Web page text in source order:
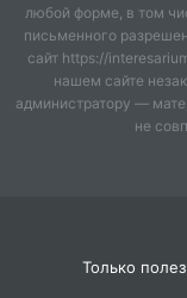
любой форме, в том
письменного
сайт https://
нашем сайте
администратору —
не
Только